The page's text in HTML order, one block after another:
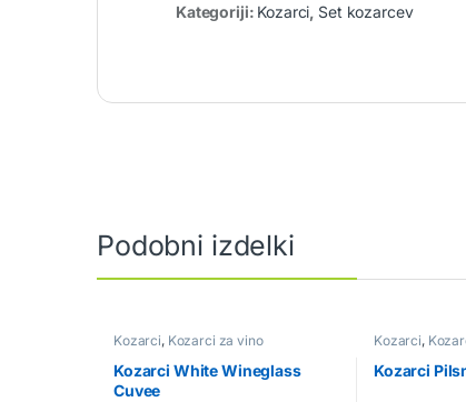
Kategoriji: Kozarci, Set kozarcev
Podobni izdelki
Kozarci, Kozarci za vino
Kozarci White Wineglass
Cuvee
Kozarci,
Kozarci